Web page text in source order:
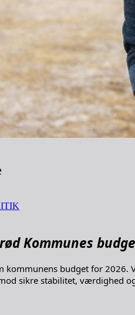
Kommunes
kommunens budget for
sikre stabilitet, værdighed